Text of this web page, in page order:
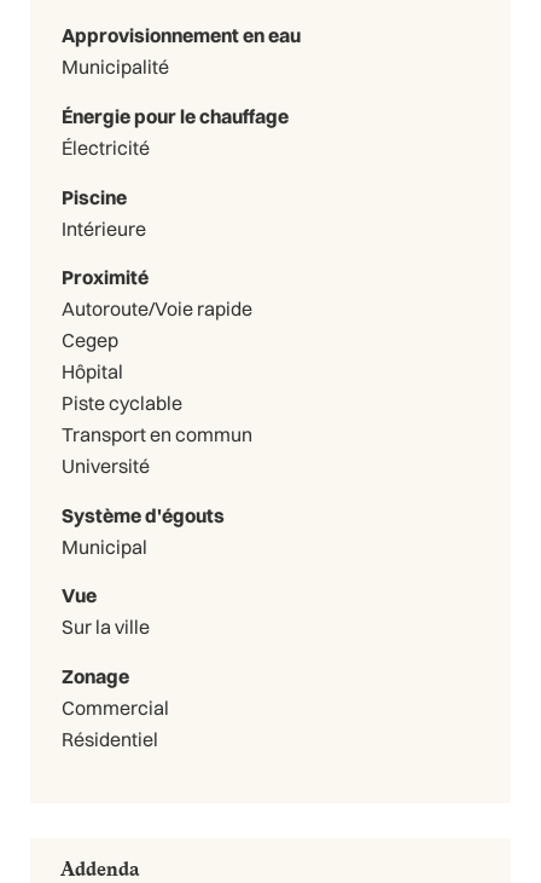
Approvisionnement en eau
Municipalité
Énergie pour le chauffage
Électricité
Piscine
Intérieure
Proximité
Autoroute/Voie rapide
Cegep
Hôpital
Piste cyclable
Transport en commun
Université
Système d'égouts
Municipal
Vue
Sur la ville
Zonage
Commercial
Résidentiel
Addenda